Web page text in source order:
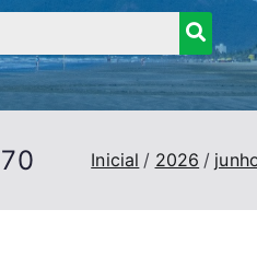
Inicial 2026